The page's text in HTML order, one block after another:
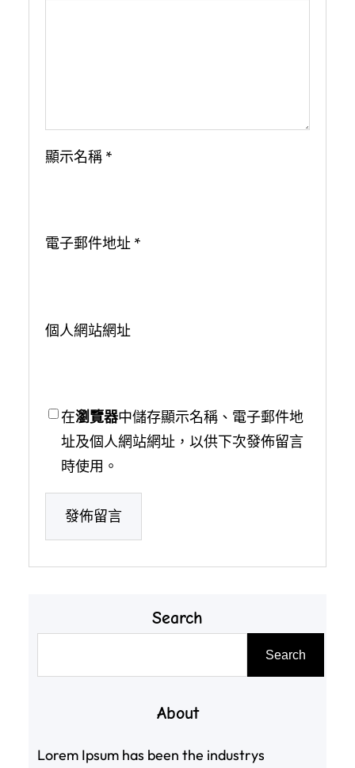
顯示名稱 *
電子郵件地址 *
個人網站網址
在瀏覽器中儲存顯示名稱、電子郵件地
址及個人網站網址，以供下次發佈留言
時使用。
Search
Search
About
Lorem Ipsum has been the industrys